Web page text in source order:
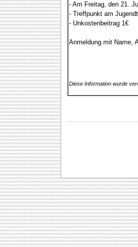
- Am Freitag, den 21.
- Treffpunkt am
- Unkostenbeitrag 1€
Anmeldung mit Name,
Diese Information wurde